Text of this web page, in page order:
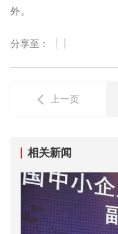
外。
分享至：
上一页
相关新闻